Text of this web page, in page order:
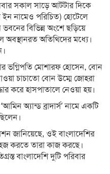
সকাল সাড়ে আটটার দিকে
ইন নামেও পরিচিত) হোটেলে
বিভিন্ন অংশে ছড়িয়ে
অতিথিদের মধ্যে।
ভগ্নিপতি মোশারফ হোসেন, বোন
চাচাতো বোন উম্মে জোহরা
করে হাসপাতালে নেওয়া হয়।
অ্যান্ড ব্রাদার্স’ নামে একটি
জানিয়েছে, ওই বাংলাদেশির
করতে তারা কাজ করছে।
বাংলাদেশি দুটি পরিবার